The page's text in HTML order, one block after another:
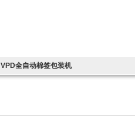
VPD全自动棉签包装机